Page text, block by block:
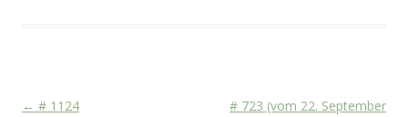
Post navigation
← # 1124
# 723 (vom 22. September